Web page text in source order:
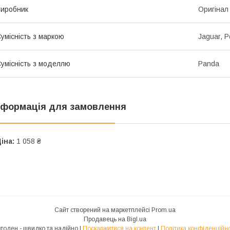
Оригінал
з маркою Jaguar,
з моделлю Panda
для замовлення
1 058 ₴
Сайт створений на маркетплейсі Prom.ua
Продавець на Bigl.ua
Мотоден - швидко та надійно | Поскаржитися на контент | Політика